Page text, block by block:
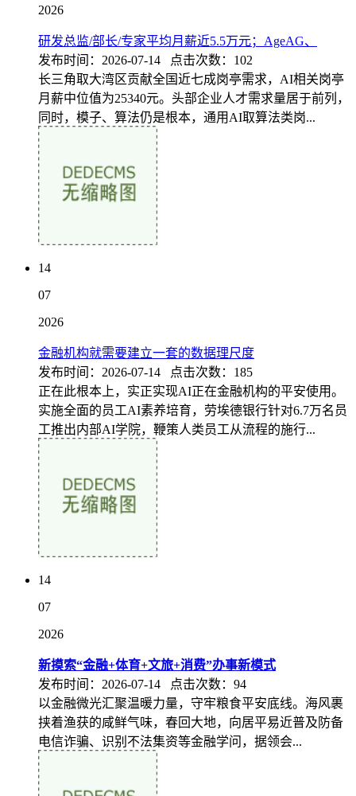
2026
研发总监/部长/专家平均月薪近5.5万元；AgeAG、
发布时间：2026-07-14 点击次数：102
长三角取大湾区贡献全国近七成岗亭需求，AI相关岗亭
月薪中位值为25340元。头部企业人才需求量居于前列，
同时，模子、算法仍是根本，通用AI取算法类岗...
14
07
2026
金融机构就需要建立一套的数据理尺度
发布时间：2026-07-14 点击次数：185
正在此根本上，实正实现AI正在金融机构的平安使用。
实施全面的员工AI素养培育，劳埃德银行针对6.7万名员
工推出内部AI学院，鞭策人类员工从流程的施行...
14
07
2026
新摸索“金融+体育+文旅+消费”办事新模式
发布时间：2026-07-14 点击次数：94
以金融微光汇聚温暖力量，守牢粮食平安底线。海风裹
挟着渔获的咸鲜气味，春回大地，向居平易近普及防备
电信诈骗、识别不法集资等金融学问，据领会...